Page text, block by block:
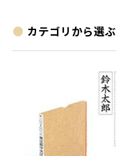
カテゴリから選ぶ